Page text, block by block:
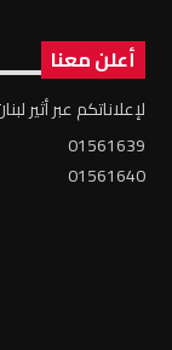
أعلن معنا
لإعلاناتكم عبر أثير
01561639
01561640